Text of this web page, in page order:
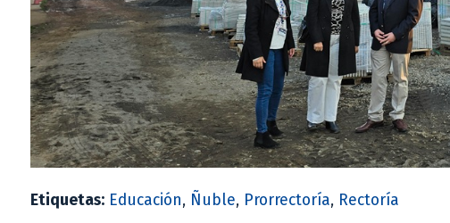
Etiquetas: Educación, Ñuble, Prorrectoría, Rectoría